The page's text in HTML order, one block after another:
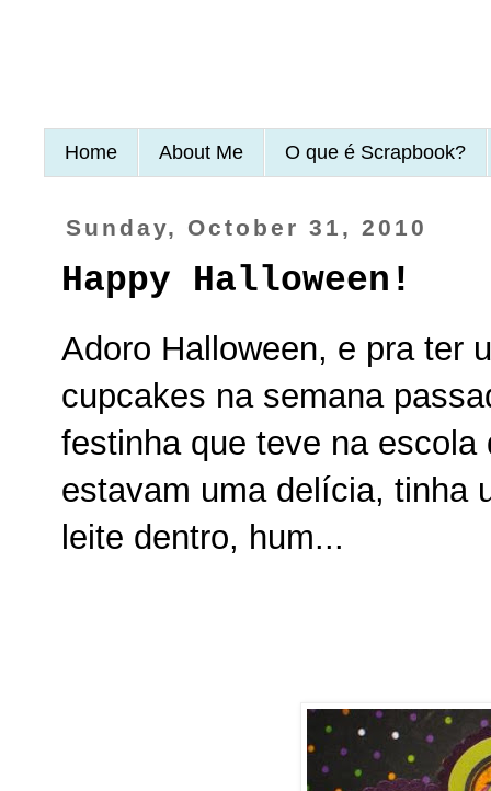
Home About Me O que é Scrapbook?
Sunday, October 31, 2010
Happy Halloween!
Adoro Halloween, e pra ter
cupcakes na semana
festinha que teve na
estavam uma delícia, tinha
leite dentro, hum...